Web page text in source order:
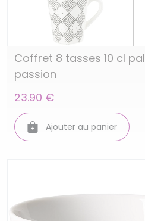
Coffret 8 tasses 10 cl
passion
23.90 €
Ajouter au panier